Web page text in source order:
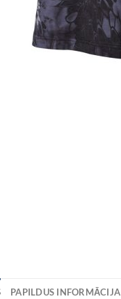
PAPILDUS INFORMĀCIJA